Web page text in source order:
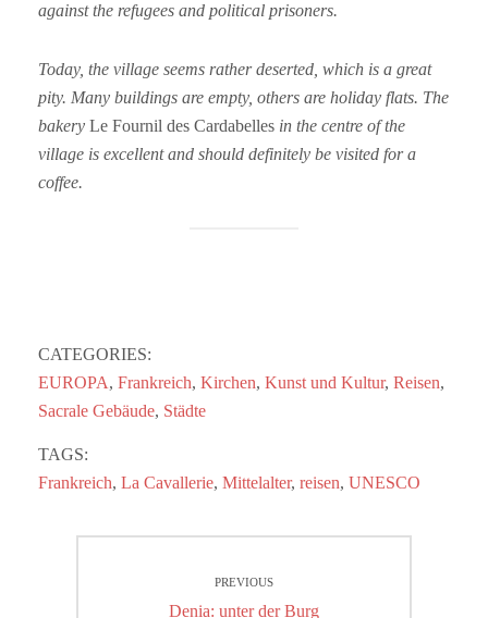
against the refugees and political prisoners.
Today, the village seems rather deserted, which is a great
pity. Many buildings are empty, others are holiday flats. The
bakery Le Fournil des Cardabelles in the centre of the
village is excellent and should definitely be visited for a
coffee.
CATEGORIES:
EUROPA, Frankreich, Kirchen, Kunst und Kultur, Reisen,
Sacrale Gebäude, Städte
TAGS:
Frankreich, La Cavallerie, Mittelalter, reisen, UNESCO
PREVIOUS
Previous
Denia: unter der Burg